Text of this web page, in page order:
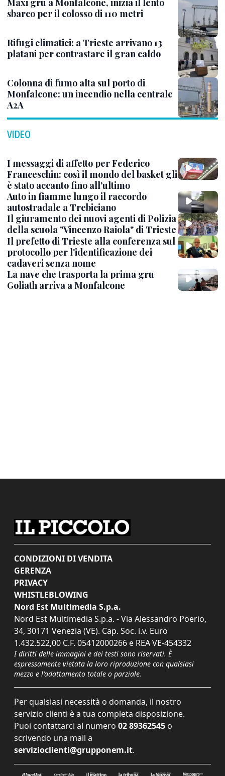
Maxi gru a Monfalcone, inizia il lento
sbarco per il colosso di 110 metri
Rifugi climatici: a Trieste arrivano 13
platani per contrastare il gran caldo
Colonna di fumo alta sul porto di
Monfalcone: un incendio nella centrale
A2A
VIDEO
I messaggi di affetto per Federico
Franceschin: così il mondo del basket gli
è stato accanto fino all’ultimo
Auto in fiamme lungo il raccordo
autostradale a Trebiciano
Il giuramento dei nuovi agenti di Polizia
della scuola "Vincenzo Raiola" di Trieste
Il prefetto di Trieste alla conferenza sul
protocollo per l'identificazione dei
cadaveri senza nome
La nave che trasporta la prima gru
Goliath arriva a Monfalcone
CONDIZIONI DI VENDITA
GERENZA
PRIVACY
WHISTLEBLOWING
Nord Est Multimedia S.p.a.
Nord Est Multimedia S.p.a. - Via Alessandro Poerio,
34, 30171 Venezia (VE). Cap. Soc. i.v. Euro
1.432.522,00 C.F. 05412000266 e REA VE-454332
I diritti delle immagini e dei testi sono riservati. È
espressamente vietata la loro riproduzione con qualsiasi
mezzo e l'adattamento totale o parziale.
Per qualsiasi necessità o domanda, il nostro
servizio clienti è a tua completa disposizione.
Puoi contattarci al numero 02 89362545 o
scrivendo una mail a
servizioclienti@grupponem.it.